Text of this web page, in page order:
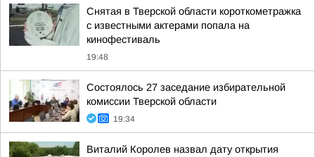
Снятая в Тверской области короткометражка
с известными актерами попала на
кинофестиваль
19:48
Состоялось 27 заседание избирательной
комиссии Тверской области
19:34
Виталий Королев назвал дату открытия